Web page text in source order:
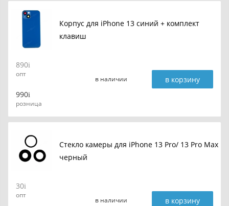
Корпус для iPhone 13 синий + комплект
клавиш
890
опт
990
розница
в наличии в корзину
Стекло камеры для iPhone 13 Pro/ 13 Pro Max
черный
30
опт
в наличии в корзину